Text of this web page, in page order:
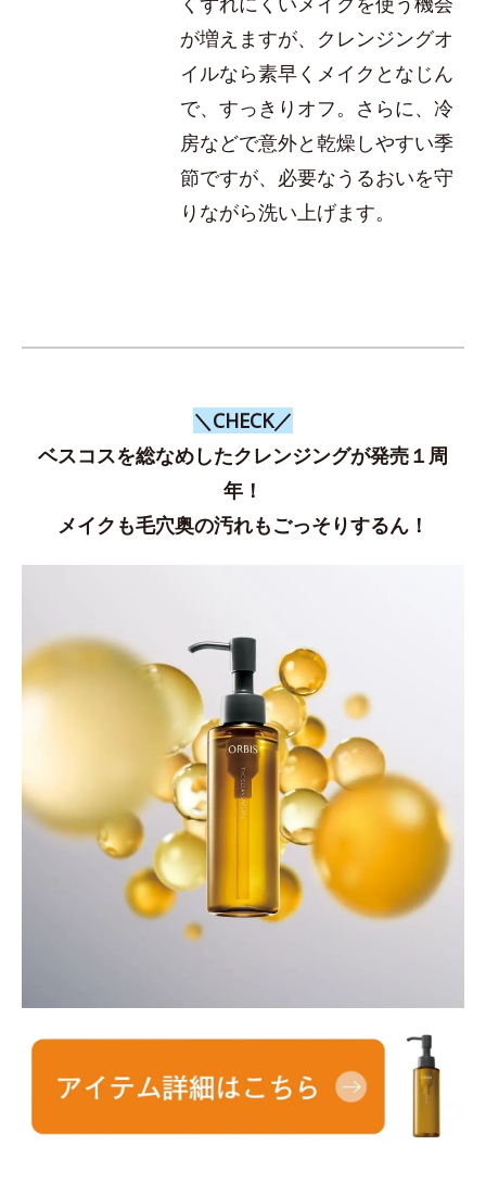
が増えますが、クレンジングオ
イルなら素早くメイクとなじん
で、すっきりオフ。さらに、冷
房などで意外と乾燥しやすい季
節ですが、必要なうるおいを守
りながら洗い上げます。
＼CHECK／
ベスコスを総なめしたクレンジングが発売１周
年！
メイクも毛穴奥の汚れもごっそりするん！